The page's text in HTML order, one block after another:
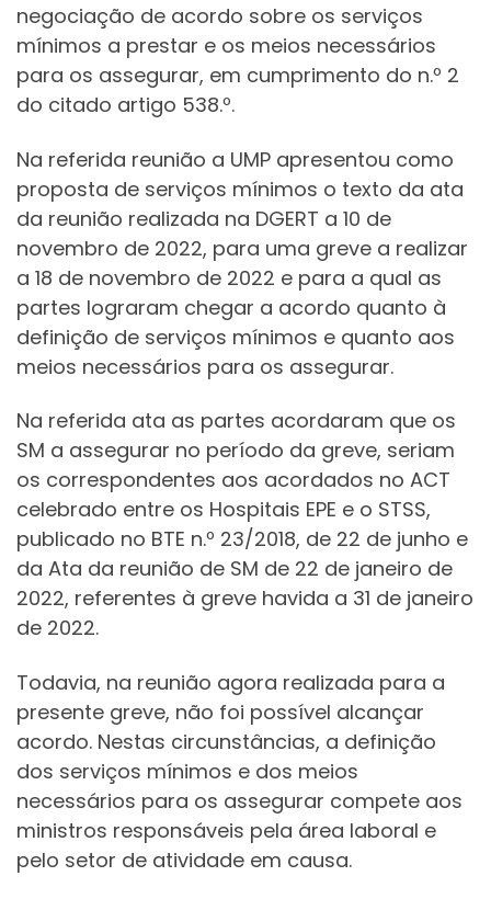
negociação de acordo sobre os serviços
mínimos a prestar e os meios necessários
para os assegurar, em cumprimento do n.º 2
do citado artigo 538.º.
Na referida reunião a UMP apresentou como
proposta de serviços mínimos o texto da ata
da reunião realizada na DGERT a 10 de
novembro de 2022, para uma greve a realizar
a 18 de novembro de 2022 e para a qual as
partes lograram chegar a acordo quanto à
definição de serviços mínimos e quanto aos
meios necessários para os assegurar.
Na referida ata as partes acordaram que os
SM a assegurar no período da greve, seriam
os correspondentes aos acordados no ACT
celebrado entre os Hospitais EPE e o STSS,
publicado no BTE n.º 23/2018, de 22 de junho e
da Ata da reunião de SM de 22 de janeiro de
2022, referentes à greve havida a 31 de janeiro
de 2022.
Todavia, na reunião agora realizada para a
presente greve, não foi possível alcançar
acordo. Nestas circunstâncias, a definição
dos serviços mínimos e dos meios
necessários para os assegurar compete aos
ministros responsáveis pela área laboral e
pelo setor de atividade em causa.